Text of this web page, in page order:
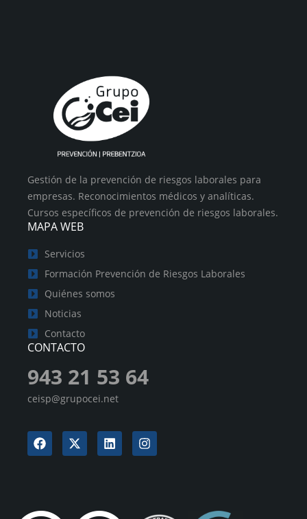
Gestión de la prevención de riesgos laborales para
empresas. Reconocimientos médicos y analíticas.
Cursos específicos de prevención de riesgos laborales.
MAPA WEB
Servicios
Formación Prevención de Riesgos Laborales
Quiénes somos
Noticias
Contacto
CONTACTO
943 21 53 64
ceisp@grupocei.net